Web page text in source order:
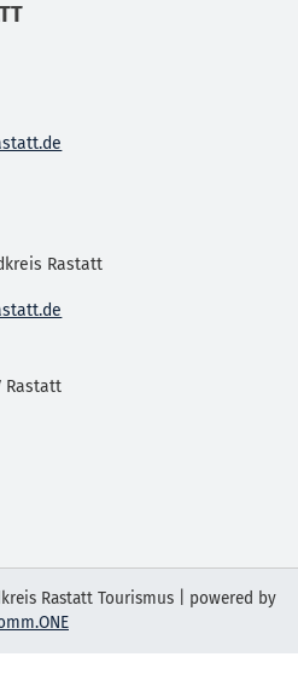
Rastatt
Rastatt
Rastatt Tourismus | powered by